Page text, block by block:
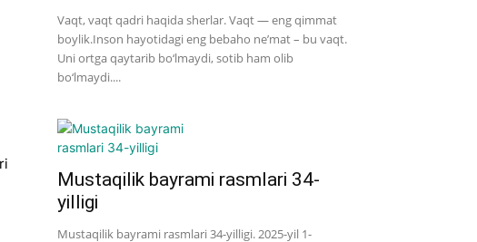
Vaqt, vaqt qadri haqida sherlar. Vaqt — eng qimmat
boylik.Inson hayotidagi eng bebaho ne’mat – bu vaqt.
Uni ortga qaytarib bo‘lmaydi, sotib ham olib
bo‘lmaydi....
Mustaqilik bayrami rasmlari 34-
yilligi
Mustaqilik bayrami rasmlari 34-yilligi. 2025-yil 1-